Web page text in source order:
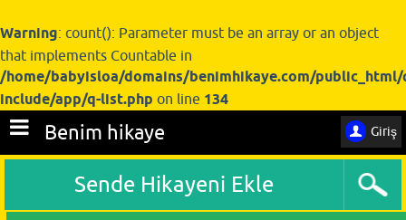
Warning: count(): Parameter must be an array or an object
that implements Countable in
/home/babyisloa/domains/benimhikaye.com/public_html/
include/app/q-list.php on line 134
Giriş
Benim hikaye
Sende Hikayeni Ekle